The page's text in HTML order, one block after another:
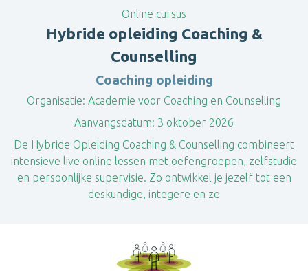
Online cursus
Hybride opleiding Coaching &
Counselling
Coaching opleiding
Organisatie: Academie voor Coaching en Counselling
Aanvangsdatum: 3 oktober 2026
​De Hybride Opleiding Coaching & Counselling combineert
intensieve live online lessen met oefengroepen, zelfstudie
en persoonlijke supervisie. Zo ontwikkel je jezelf tot een
deskundige, integere en ze